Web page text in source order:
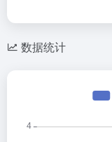
数据统计